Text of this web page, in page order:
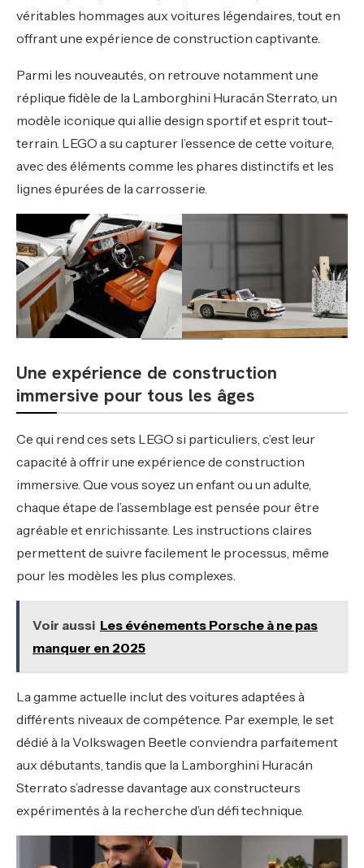
véritables hommages aux voitures légendaires, tout en
offrant une expérience de construction captivante.
Parmi les nouveautés, on retrouve notamment une
réplique fidèle de la Lamborghini Huracán Sterrato, un
modèle iconique qui allie design sportif et esprit tout-
terrain. LEGO a su capturer l’essence de cette voiture,
avec des éléments comme les phares distinctifs et les
lignes épurées de la carrosserie.
Une expérience de construction
immersive pour tous les âges
Ce qui rend ces sets LEGO si particuliers, c’est leur
capacité à offrir une expérience de construction
immersive. Que vous soyez un enfant ou un adulte,
chaque étape de l’assemblage est pensée pour être
agréable et enrichissante. Les instructions claires
permettent de suivre facilement le processus, même
pour les modèles les plus complexes.
Voir aussi Les événements Porsche à ne pas
manquer en 2025
La gamme actuelle inclut des voitures adaptées à
différents niveaux de compétence. Par exemple, le set
dédié à la Volkswagen Beetle conviendra parfaitement
aux débutants, tandis que la Lamborghini Huracán
Sterrato s’adresse davantage aux constructeurs
expérimentés à la recherche d’un défi technique.